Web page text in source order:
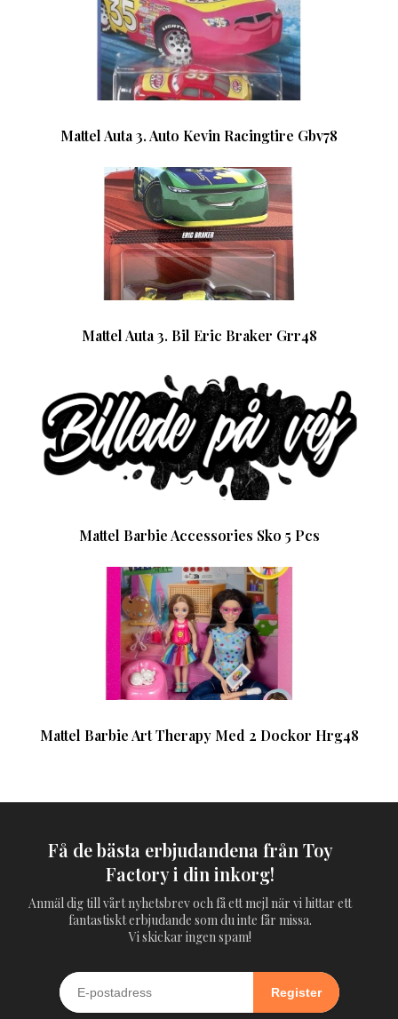
Mattel Auta 3. Auto Kevin Racingtire Gbv78
Mattel Auta 3. Bil Eric Braker Grr48
Mattel Barbie Accessories Sko 5 Pcs
Mattel Barbie Art Therapy Med 2 Dockor Hrg48
Få de bästa erbjudandena från Toy
Factory i din inkorg!
Anmäl dig till vårt nyhetsbrev och få ett mejl när vi hittar ett
fantastiskt erbjudande som du inte får missa.
Vi skickar ingen spam!
Register